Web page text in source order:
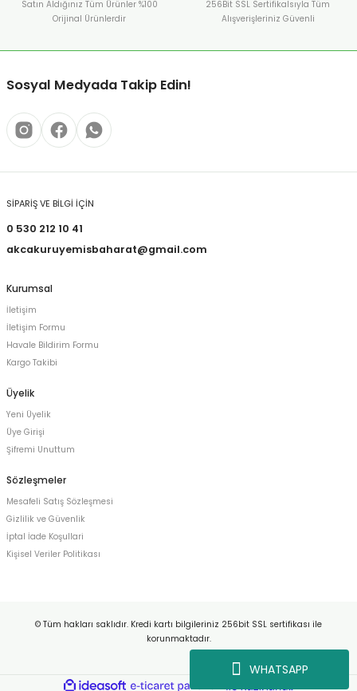
WHATSAPP
Satın Aldığınız Tüm Ürünler %100
Orijinal Ürünlerdir
256Bit SSL Sertifikalsıyla Tüm
Alışverişleriniz Güvenli
Sosyal Medyada Takip Edin!
SİPARİŞ VE BİLGİ İÇİN
0 530 212 10 41
akcakuruyemisbaharat@gmail.com
Kurumsal
İletişim
İletişim Formu
Havale Bildirim Formu
Kargo Takibi
Üyelik
Yeni Üyelik
Üye Girişi
Şifremi Unuttum
Sözleşmeler
Mesafeli Satış Sözleşmesi
Gizlilik ve Güvenlik
İptal İade Koşullari
Kişisel Veriler Politikası
© Tüm hakları saklıdır. Kredi kartı bilgileriniz 256bit SSL sertifikası ile
korunmaktadır.
ideasoft